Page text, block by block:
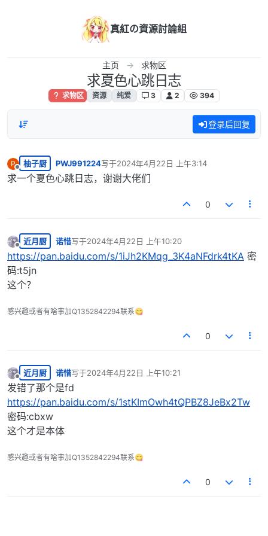
真紅の資源討論組
主页 求物区
求夏色心跳日志
求物区 资源 纯爱 3 2 394
登录后回复
P
离线
柚子厨 PWJ991224写于2024年4月22日 上午3:14
最后由 编辑
求一个夏色心跳日志，谢谢大佬们
0
离线
近月厨 诺惜写于2024年4月22日 上午10:20
最后由 编辑
https://pan.baidu.com/s/1iJh2KMqg_3K4aNFdrk4tKA 密
码:t5jn
这个？
感兴趣或者有啥事加Q1352842294联系😋
0
离线
近月厨 诺惜写于2024年4月22日 上午10:21
最后由 编辑
发错了那个是fd
https://pan.baidu.com/s/1stKImOwh4tQPBZ8JeBx2Tw
密码:cbxw
这个才是本体
感兴趣或者有啥事加Q1352842294联系😋
0